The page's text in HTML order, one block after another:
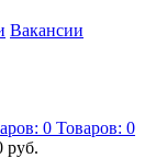
Вакансии
0 Товаров: 0
руб.